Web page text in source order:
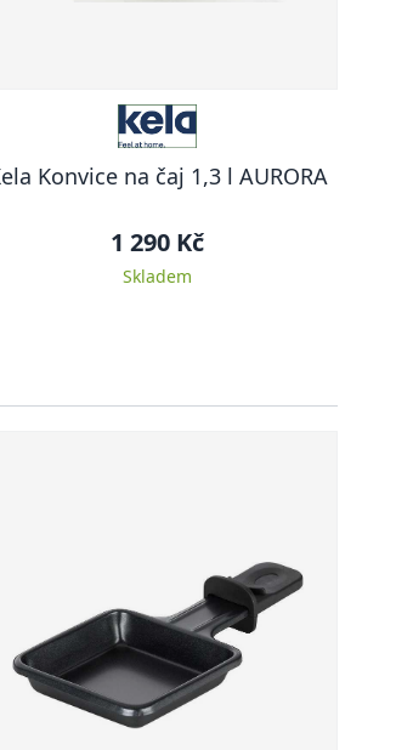
Konvice na čaj 1,3 l AURORA
1 290 Kč
Skladem